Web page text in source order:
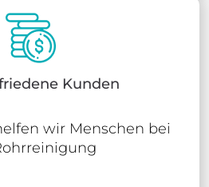
Kunden
wir Menschen bei